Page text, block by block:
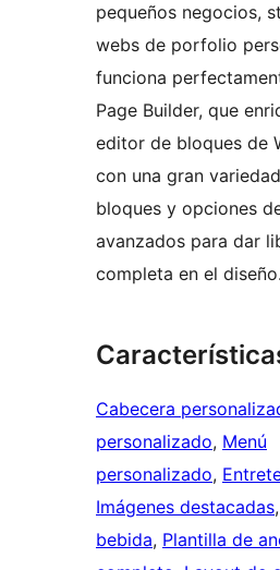
pequeños negocios,
webs de porfolio
funciona
Page Builder, que
editor de bloques de
con una gran
bloques y opciones
avanzados para dar
completa en el diseño.
Cabecera
personalizado, Menú
personalizado,
Imágenes destacadas,
bebida, Plantilla de